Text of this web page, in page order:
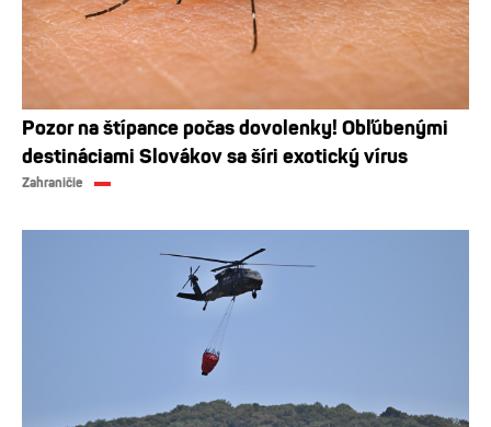
Pozor na štípance počas dovolenky! Obľúbenými
destináciami Slovákov sa šíri exotický vírus
Zahraničie